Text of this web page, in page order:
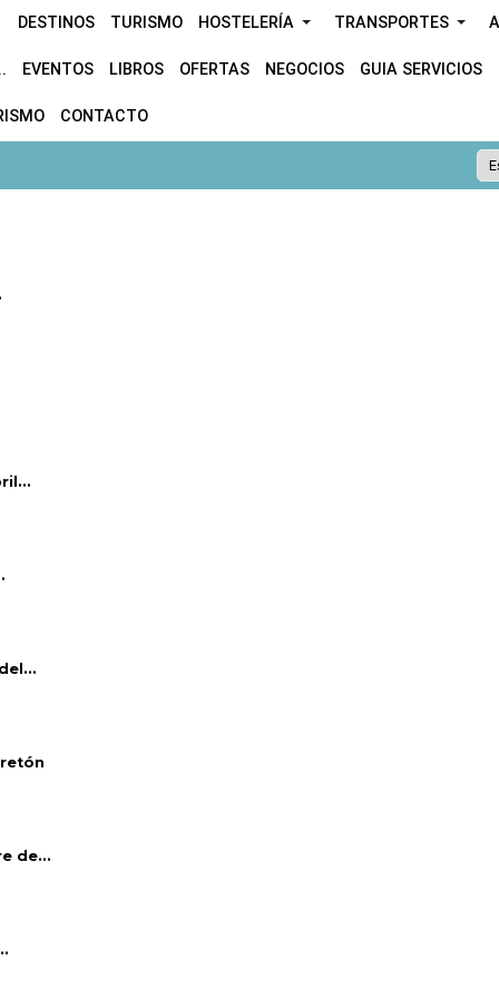
DESTINOS TURISMO HOSTELERÍA TRANSPORTES
EVENTOS LIBROS OFERTAS NEGOCIOS GUIA SERVICIOS
CONTACTO
de...